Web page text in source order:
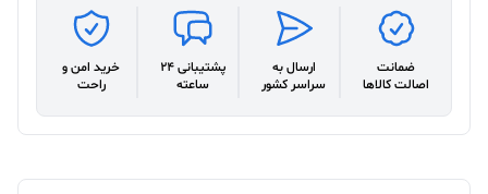
ضمانت
اصالت کالاها
ارسال به
سراسر کشور
پشتیبانی 24
ساعته
خرید امن و
راحت